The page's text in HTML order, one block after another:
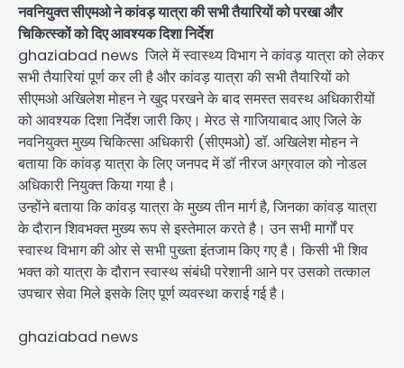
नवनियुक्त सीएमओ ने कांवड़ यात्रा की सभी तैयारियों को परखा और
चिकित्स्कों को दिए आवश्यक दिशा निर्देश
ghaziabad news जिले में स्वास्थ्य विभाग ने कांवड़ यात्रा को लेकर
सभी तैयारियां पूर्ण कर ली है और कांवड़ यात्रा की सभी तैयारियों को
सीएमओ अखिलेश मोहन ने खुद परखने के बाद समस्त सवस्थ अधिकारीयों
को आवश्यक दिशा निर्देश जारी किए। मेरठ से गाजियाबाद आए जिले के
नवनियुक्त मुख्य चिकित्सा अधिकारी (सीएमओ) डॉ. अखिलेश मोहन ने
बताया कि कांवड़ यात्रा के लिए जनपद में डॉ नीरज अग्रवाल को नोडल
अधिकारी नियुक्त किया गया है।
उन्होंने बताया कि कांवड़ यात्रा के मुख्य तीन मार्ग है, जिनका कांवड़ यात्रा
के दौरान शिवभक्त मुख्य रूप से इस्तेमाल करते है। उन सभी मार्गों पर
स्वास्थ विभाग की ओर से सभी पुख्ता इंतजाम किए गए है। किसी भी शिव
भक्त को यात्रा के दौरान स्वास्थ संबंधी परेशानी आने पर उसको तत्काल
उपचार सेवा मिले इसके लिए पूर्ण व्यवस्था कराई गई है।
ghaziabad news